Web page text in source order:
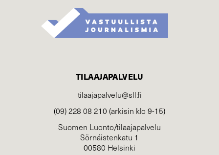
TILAAJAPALVELU
tilaajapalvelu@sll.fi
(09) 228 08 210 (arkisin klo 9-15)
Suomen Luonto/tilaajapalvelu
Sörnäistenkatu 1
00580 Helsinki